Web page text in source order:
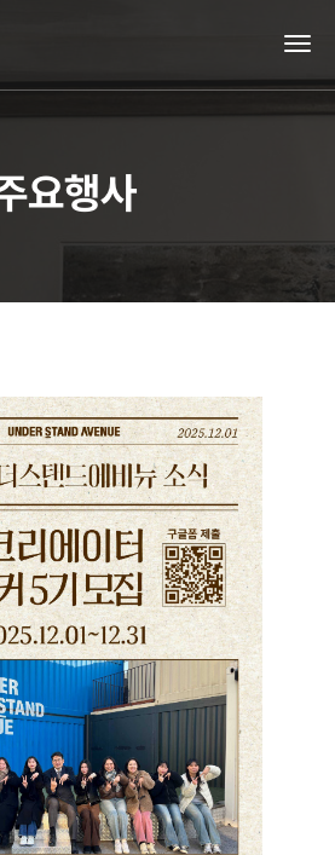
요행사
+
<소셜링커 5기> 참여자 모집